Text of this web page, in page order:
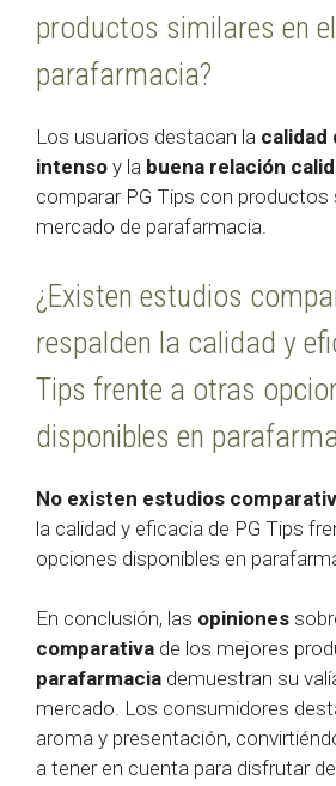
productos similares en
parafarmacia?
Los usuarios destacan la calidad
intenso y la buena relación
comparar PG Tips con productos
mercado de parafarmacia.
¿Existen estudios
respalden la calidad y
Tips frente a otras
disponibles en
No existen estudios
la calidad y eficacia de PG Tips
opciones disponibles en
En conclusión, las opiniones
comparativa de los mejores
parafarmacia demuestran su
mercado. Los consumidores
aroma y presentación,
a tener en cuenta para disfrutar